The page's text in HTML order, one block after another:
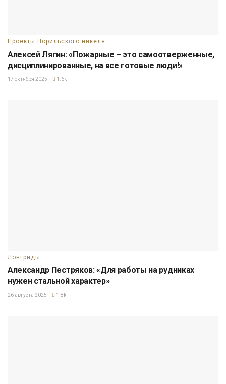
Проекты Норильского никеля
Алексей Лягин: «Пожарные – это самоотверженные,
дисциплинированные, на все готовые люди!»
17 октября 2025 1.6k
Лонгриды
Александр Пестряков: «Для работы на рудниках
нужен стальной характер»
26 августа 2025 1.8k